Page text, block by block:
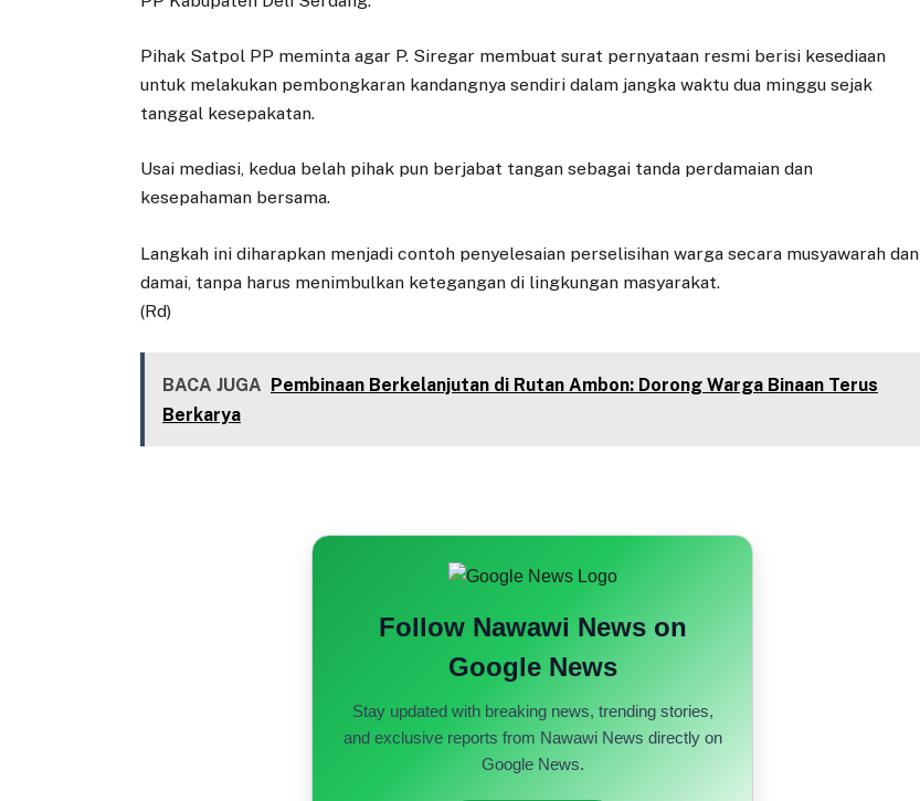
Pihak Satpol PP meminta agar P. Siregar membuat surat pernyataan resmi berisi kesediaan
untuk melakukan pembongkaran kandangnya sendiri dalam jangka waktu dua minggu sejak
tanggal kesepakatan.
Usai mediasi, kedua belah pihak pun berjabat tangan sebagai tanda perdamaian dan
kesepahaman bersama.
Langkah ini diharapkan menjadi contoh penyelesaian perselisihan warga secara musyawarah dan
damai, tanpa harus menimbulkan ketegangan di lingkungan masyarakat.
(Rd)
BACA JUGA Pembinaan Berkelanjutan di Rutan Ambon: Dorong Warga Binaan Terus
Berkarya
Follow Nawawi News on
Google News
Stay updated with breaking news, trending stories,
and exclusive reports from Nawawi News directly on
Google News.